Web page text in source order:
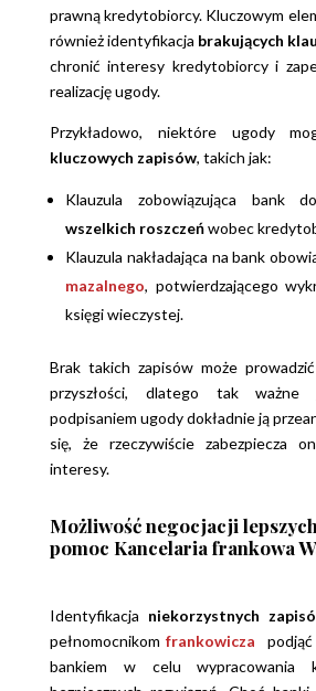
prawną kredytobiorcy. Kluczowym
również identyfikacja brakujących
chronić interesy kredytobiorcy i
realizację ugody.
Przykładowo, niektóre ugody
kluczowych zapisów, takich jak:
Klauzula zobowiązująca bank
wszelkich roszczeńwobec
Klauzula nakładająca na bank
mazalnego, potwierdzającego
księgi wieczystej.
Brak takich zapisów może
przyszłości, dlatego tak
podpisaniem ugody dokładnie ją
się, że rzeczywiście zabezpiecza
interesy.
Możliwość negocjacji
pomoc Kancelaria frankowa
Identyfikacja niekorzystnych
pełnomocnikom frankowicza
bankiem w celu wypracowania